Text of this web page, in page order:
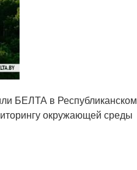
БЕЛТА в Республиканском
окружающей среды